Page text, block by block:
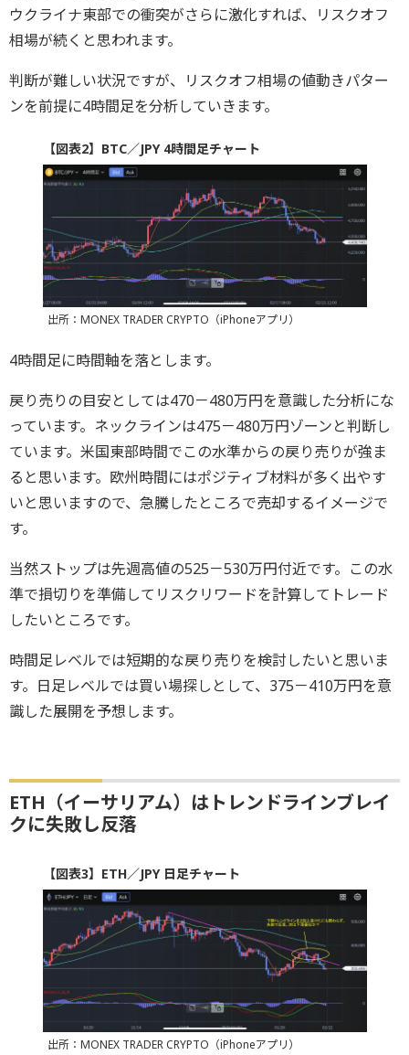
ウクライナ東部での衝突がさらに激化すれば、リスクオフ
相場が続くと思われます。
判断が難しい状況ですが、リスクオフ相場の値動きパター
ンを前提に4時間足を分析していきます。
【図表2】BTC／JPY 4時間足チャート
出所：MONEX TRADER CRYPTO（iPhoneアプリ）
4時間足に時間軸を落とします。
戻り売りの目安としては470－480万円を意識した分析にな
っています。ネックラインは475－480万円ゾーンと判断し
ています。米国東部時間でこの水準からの戻り売りが強ま
ると思います。欧州時間にはポジティブ材料が多く出やす
いと思いますので、急騰したところで売却するイメージで
す。
当然ストップは先週高値の525－530万円付近です。この水
準で損切りを準備してリスクリワードを計算してトレード
したいところです。
時間足レベルでは短期的な戻り売りを検討したいと思いま
す。日足レベルでは買い場探しとして、375－410万円を意
識した展開を予想します。
ETH（イーサリアム）はトレンドラインブレイ
クに失敗し反落
【図表3】ETH／JPY 日足チャート
出所：MONEX TRADER CRYPTO（iPhoneアプリ）